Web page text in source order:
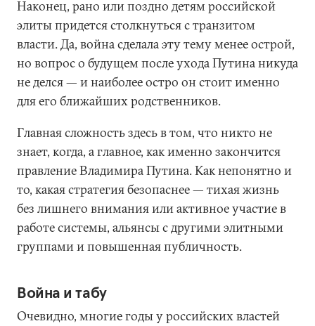
Наконец, рано или поздно детям российской
элиты придется столкнуться с транзитом
власти. Да, война сделала эту тему менее острой,
но вопрос о будущем после ухода Путина никуда
не делся — и наиболее остро он стоит именно
для его ближайших родственников.
Главная сложность здесь в том, что никто не
знает, когда, а главное, как именно закончится
правление Владимира Путина. Как непонятно и
то, какая стратегия безопаснее — тихая жизнь
без лишнего внимания или активное участие в
работе системы, альянсы с другими элитными
группами и повышенная публичность.
Война и табу
Очевидно, многие годы у российских властей